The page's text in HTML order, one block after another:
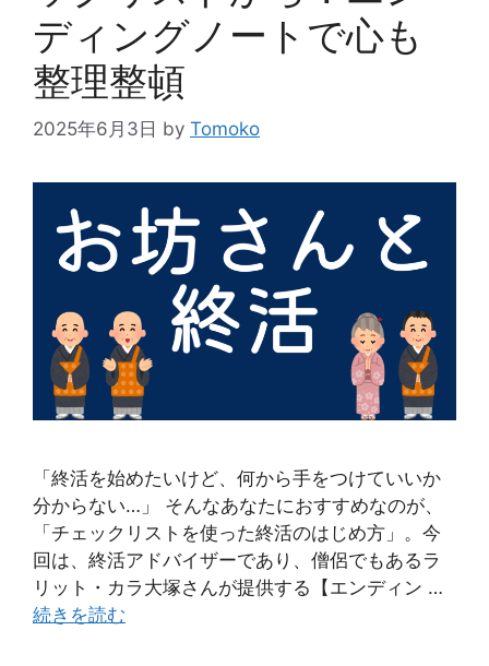
ディングノートで心も
整理整頓
2025年6月3日 by Tomoko
「終活を始めたいけど、何から手をつけていいか
分からない…」 そんなあなたにおすすめなのが、
「チェックリストを使った終活のはじめ方」。今
回は、終活アドバイザーであり、僧侶でもあるラ
リット・カラ大塚さんが提供する【エンディン …
続きを読む